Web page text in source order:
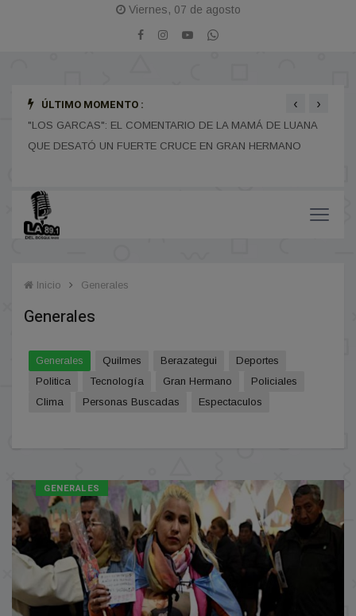
Viernes, 07 de agosto
ÚLTIMO MOMENTO :
EL MATE SUFRIÓ UN DURO GOLPE EN MERLO Y CAYÓ
POR GOLEADA
‹ ›
Inicio Generales
Generales
Generales Quilmes Berazategui
Deportes
Politica
Tecnología Gran Hermano
Policiales
Clima
Personas Buscadas Espectaculos
GENERALES